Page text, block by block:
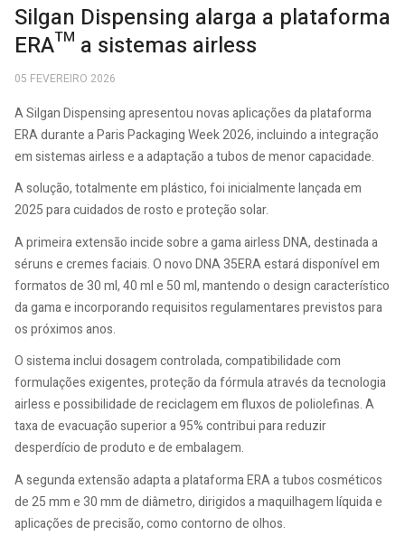
Silgan Dispensing alarga a plataforma
ERA™ a sistemas airless
05 FEVEREIRO 2026
A Silgan Dispensing apresentou novas aplicações da plataforma
ERA durante a Paris Packaging Week 2026, incluindo a integração
em sistemas airless e a adaptação a tubos de menor capacidade.
A solução, totalmente em plástico, foi inicialmente lançada em
2025 para cuidados de rosto e proteção solar.
A primeira extensão incide sobre a gama airless DNA, destinada a
séruns e cremes faciais. O novo DNA 35ERA estará disponível em
formatos de 30 ml, 40 ml e 50 ml, mantendo o design característico
da gama e incorporando requisitos regulamentares previstos para
os próximos anos.
O sistema inclui dosagem controlada, compatibilidade com
formulações exigentes, proteção da fórmula através da tecnologia
airless e possibilidade de reciclagem em fluxos de poliolefinas. A
taxa de evacuação superior a 95% contribui para reduzir
desperdício de produto e de embalagem.
A segunda extensão adapta a plataforma ERA a tubos cosméticos
de 25 mm e 30 mm de diâmetro, dirigidos a maquilhagem líquida e
aplicações de precisão, como contorno de olhos.